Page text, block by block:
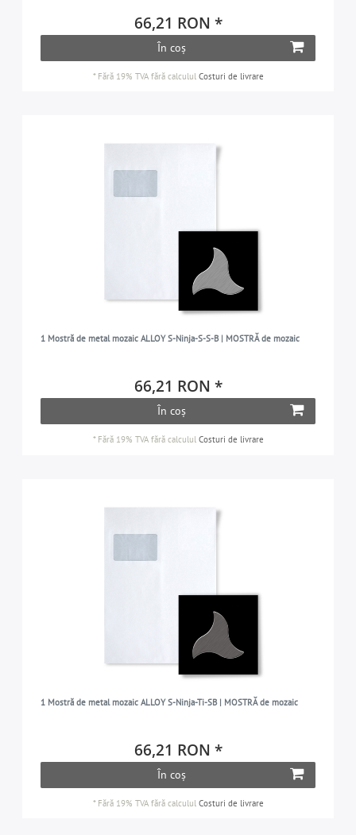
66,21 RON *
În coș
* Fără 19% TVAfără calculul Costuri de livrare
1 Mostră de metal mozaic ALLOY S-Ninja-S-S-B | MOSTRĂ de mozaic
66,21 RON *
În coș
* Fără 19% TVAfără calculul Costuri de livrare
1 Mostră de metal mozaic ALLOY S-Ninja-Ti-SB | MOSTRĂ de mozaic
66,21 RON *
În coș
* Fără 19% TVAfără calculul Costuri de livrare